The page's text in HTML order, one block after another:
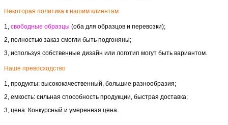
Некоторая политика к нашим клиентам
1, свободные образцы (оба для образцов и перевозки);
2, полностью заказ смогли быть подгоняны;
3, используя собственные дизайн или логотип могут быть вариантом.
Наше превосходство
1, продукты: высококачественный, большие разнообразия;
2, емкость: сильная способность продукции, быстрая доставка;
3, цена: Конкурсный и умеренная цена.